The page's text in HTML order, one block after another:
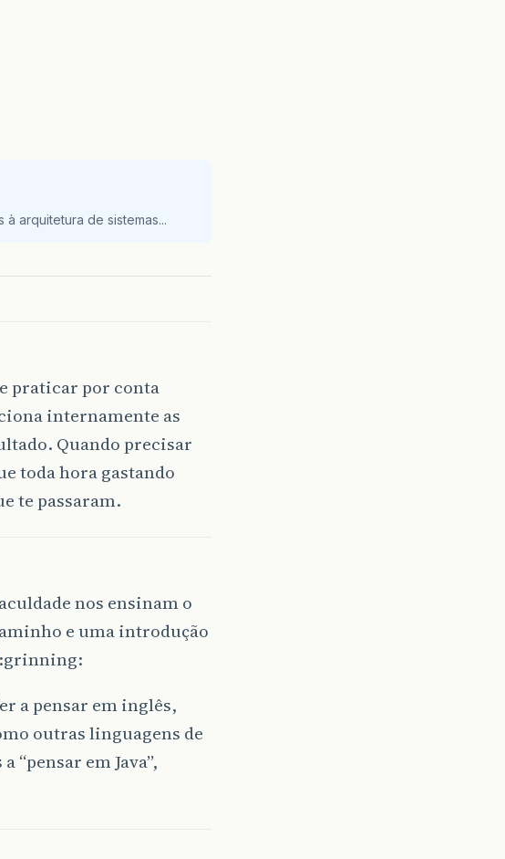
arquitetura de sistemas...
praticar por conta
internamente as
Quando precisar
toda hora gastando
te passaram.
nos ensinam o
e uma introdução
a pensar em inglês,
outras linguagens de
“pensar em Java”,